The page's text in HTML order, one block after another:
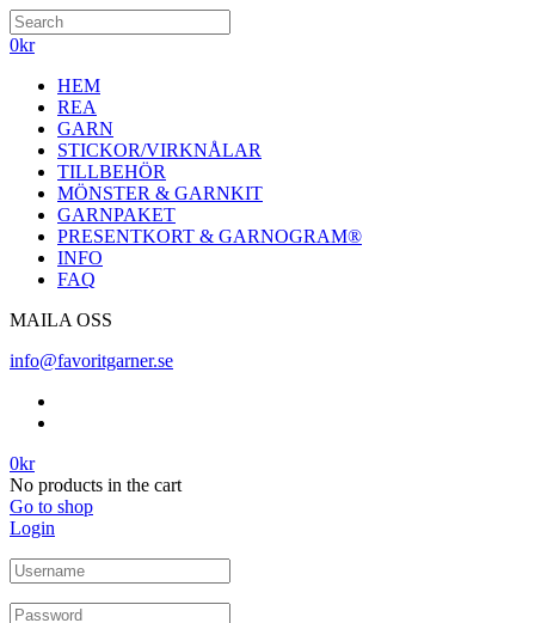
0kr
HEM
REA
GARN
STICKOR/VIRKNÅLAR
TILLBEHÖR
MÖNSTER & GARNKIT
GARNPAKET
PRESENTKORT & GARNOGRAM®
INFO
FAQ
MAILA OSS
info@favoritgarner.se
0kr
No products in the cart
Go to shop
Login